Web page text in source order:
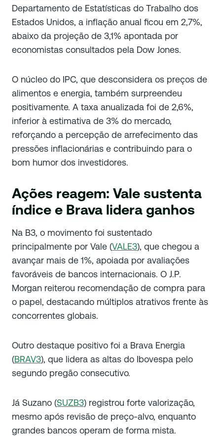
Departamento de Estatísticas do Trabalho dos
Estados Unidos, a inflação anual ficou em 2,7%,
abaixo da projeção de 3,1% apontada por
economistas consultados pela Dow Jones.
O núcleo do IPC, que desconsidera os preços de
alimentos e energia, também surpreendeu
positivamente. A taxa anualizada foi de 2,6%,
inferior à estimativa de 3% do mercado,
reforçando a percepção de arrefecimento das
pressões inflacionárias e contribuindo para o
bom humor dos investidores.
Ações reagem: Vale sustenta
índice e Brava lidera ganhos
Na B3, o movimento foi sustentado
principalmente por Vale (VALE3), que chegou a
avançar mais de 1%, apoiada por avaliações
favoráveis de bancos internacionais. O J.P.
Morgan reiterou recomendação de compra para
o papel, destacando múltiplos atrativos frente às
concorrentes globais.
Outro destaque positivo foi a Brava Energia
(BRAV3), que lidera as altas do Ibovespa pelo
segundo pregão consecutivo.
Já Suzano (SUZB3) registrou forte valorização,
mesmo após revisão de preço-alvo, enquanto
grandes bancos operam de forma mista.